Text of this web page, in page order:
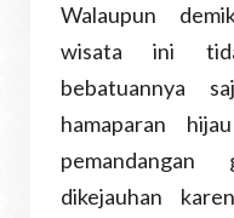
Walaupun
wisata ini
bebatuannya
hamaparan
dikejauhan